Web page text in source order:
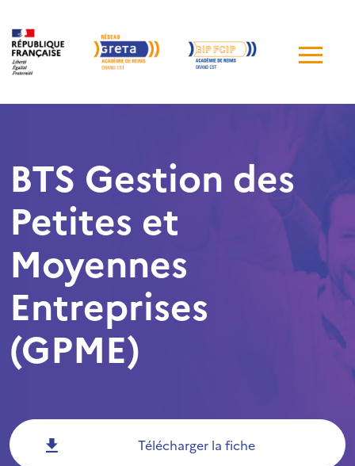
de
BTS Gestion des
Petites et
Moyennes
Entreprises
(GPME)
Télécharger la fiche